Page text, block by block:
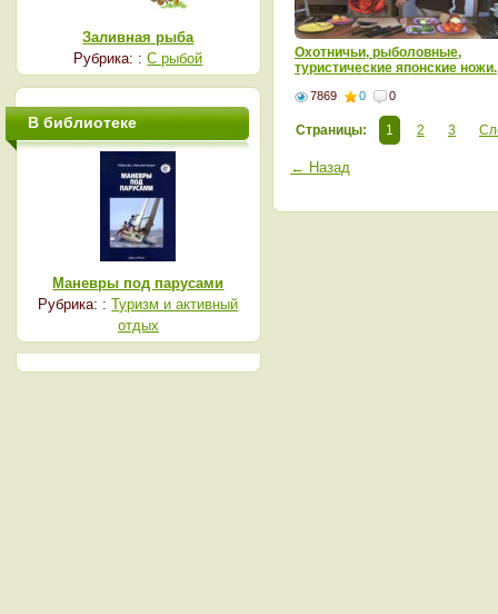
Охотничьи, рыболовные,
туристические японские ножи.
7869 0 0
Страницы: 1 2 3
← Назад
Заливная рыба
Рубрика: :С рыбой
В библиотеке
Маневры под парусами
Рубрика: :Туризм и активный
отдых